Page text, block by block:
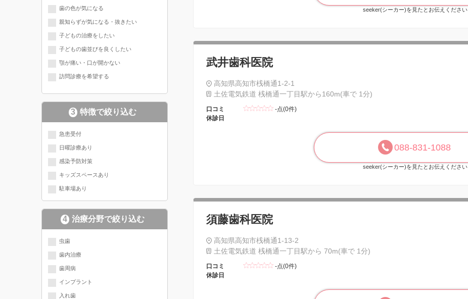
歯の色が気になる
親知らずが気になる・抜きたい
子どもの治療をしたい
子どもの歯並びを良くしたい
顎が痛い・口が開かない
訪問診療を希望する
3 特徴で絞り込む
急患受付
日曜診療あり
感染予防対策
キッズスペースあり
駐車場あり
4 治療分野で絞り込む
現在選択されている分野にチェッ
クが入っています
虫歯
歯内治療
歯周病
インプラント
入れ歯
seeker(シーカー)を見たとお伝えください
武井歯科医院
高知県高知市桟橋通1-2-1
土佐電気鉄道 桟橋通一丁目駅から160m(車で 1分)
口コミ
-点(0件)
休診日
088-831-1088
seeker(シーカー)を見たとお伝えください
須藤歯科医院
高知県高知市桟橋通1-13-2
土佐電気鉄道 桟橋通一丁目駅から 70m(車で 1分)
口コミ
-点(0件)
休診日